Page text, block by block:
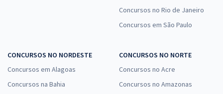
Concursos no Rio de Janeiro
Concursos em São Paulo
CONCURSOS NO NORDESTE
Concursos em Alagoas
Concursos na Bahia
CONCURSOS NO NORTE
Concursos no Acre
Concursos no Amazonas